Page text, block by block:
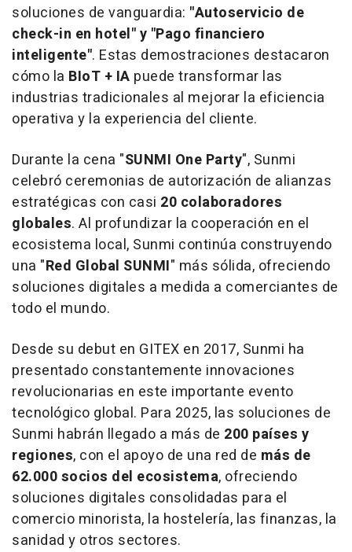
soluciones de vanguardia: "Autoservicio de
check-in en hotel" y "Pago financiero
inteligente". Estas demostraciones destacaron
cómo la BIoT + IA puede transformar las
industrias tradicionales al mejorar la eficiencia
operativa y la experiencia del cliente.
Durante la cena "SUNMI One Party", Sunmi
celebró ceremonias de autorización de alianzas
estratégicas con casi 20 colaboradores
globales. Al profundizar la cooperación en el
ecosistema local, Sunmi continúa construyendo
una "Red Global SUNMI" más sólida, ofreciendo
soluciones digitales a medida a comerciantes de
todo el mundo.
Desde su debut en GITEX en 2017, Sunmi ha
presentado constantemente innovaciones
revolucionarias en este importante evento
tecnológico global. Para 2025, las soluciones de
Sunmi habrán llegado a más de 200 países y
regiones, con el apoyo de una red de más de
62.000 socios del ecosistema, ofreciendo
soluciones digitales consolidadas para el
comercio minorista, la hostelería, las finanzas, la
sanidad y otros sectores.